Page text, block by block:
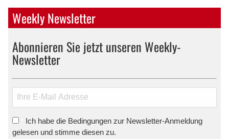
Weekly Newsletter
Abonnieren Sie jetzt unseren Weekly-
Newsletter
Ich habe die Bedingungen zur Newsletter-Anmeldung
gelesen und stimme diesen zu.